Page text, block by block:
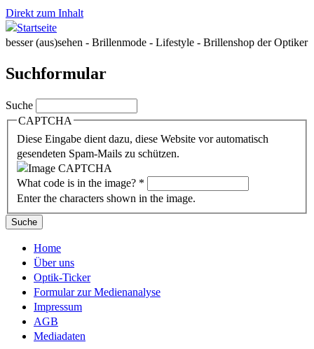
Direkt zum Inhalt
besser (aus)sehen - Brillenmode - Lifestyle - Brillenshop der Optiker
Suchformular
Suche
CAPTCHA
Diese Eingabe dient dazu, diese Website vor automatisch
gesendeten Spam-Mails zu schützen.
What code is in the image? *
Enter the characters shown in the image.
Home
Über uns
Optik-Ticker
Formular zur Medienanalyse
Impressum
AGB
Mediadaten